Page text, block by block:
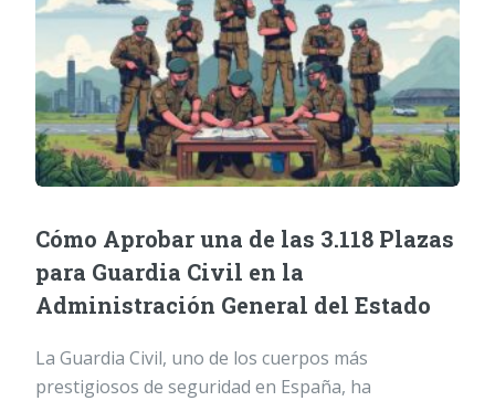
Cómo Aprobar una de las 3.118 Plazas
para Guardia Civil en la
Administración General del Estado
La Guardia Civil, uno de los cuerpos más
prestigiosos de seguridad en España, ha